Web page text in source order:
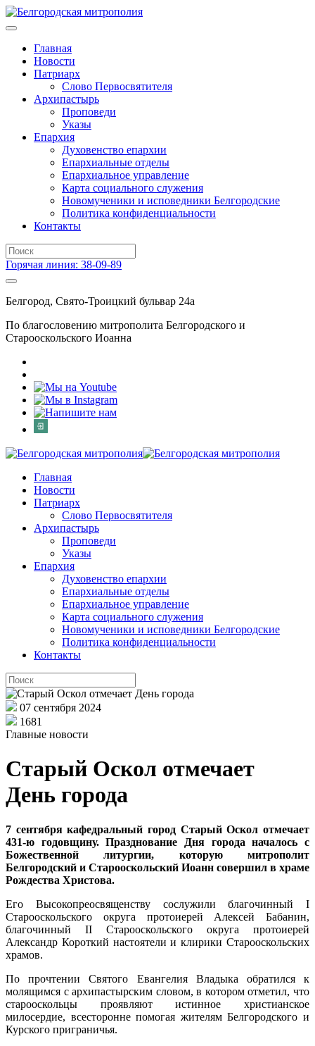
Главная
Новости
Патриарх
Слово Первосвятителя
Архипастырь
Проповеди
Указы
Епархия
Духовенство епархии
Епархиальные отделы
Епархиальное управление
Карта социального служения
Новомученики и исповедники Белгородские
Политика конфиденциальности
Контакты
Горячая линия: 38-09-89
Белгород, Свято-Троицкий бульвар 24а
По благословению митрополита Белгородского и
Старооскольского Иоанна
Главная
Новости
Патриарх
Слово Первосвятителя
Архипастырь
Проповеди
Указы
Епархия
Духовенство епархии
Епархиальные отделы
Епархиальное управление
Карта социального служения
Новомученики и исповедники Белгородские
Политика конфиденциальности
Контакты
07 сентября 2024
1681
Главные новости
Старый Оскол отмечает
День города
7 сентября кафедральный город Старый Оскол отмечает
431-ю годовщину. Празднование Дня города началось с
Божественной литургии, которую митрополит
Белгородский и Старооскольский Иоанн совершил в храме
Рождества Христова.
Его Высокопреосвященству сослужили благочинный I
Старооскольского округа протоиерей Алексей Бабанин,
благочинный II Старооскольского округа протоиерей
Александр Короткий настоятели и клирики Старооскольских
храмов.
По прочтении Святого Евангелия Владыка обратился к
молящимся с архипастырским словом, в которомотметил, что
старооскольцы проявляют истинное христианское
милосердие, всесторонне помогая жителям Белгородского и
Курского приграничья.